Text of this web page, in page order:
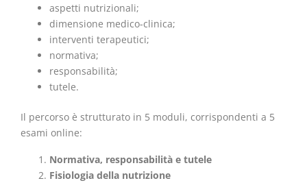
aspetti nutrizionali;
dimensione medico-clinica;
interventi terapeutici;
normativa;
responsabilità;
tutele.
Il percorso è strutturato in 5 moduli, corrispondenti a 5
esami online:
Normativa, responsabilità e tutele
Fisiologia della nutrizione